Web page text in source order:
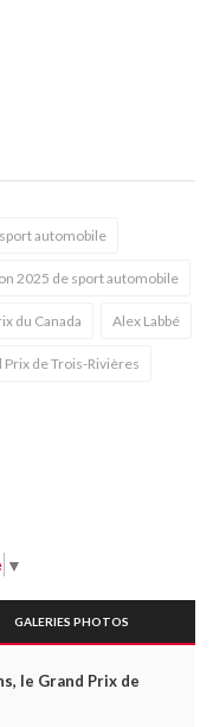
automobile
2025 de sport automobile
du Canada Alex Labbé
Prix de Trois-Rivières
▼
GALERIES PHOTOS
le Grand Prix de